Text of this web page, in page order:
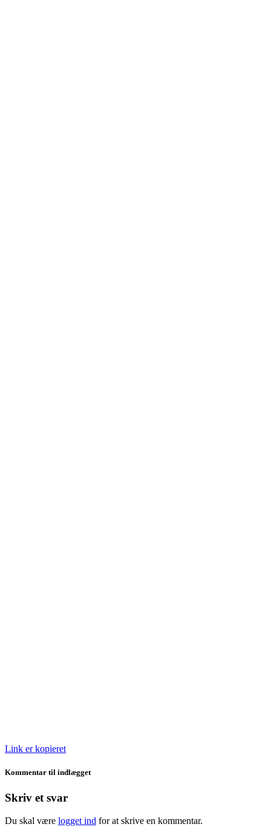
Link er kopieret
Kommentar til indlægget
Skriv et svar
Du skal være logget ind for at skrive en kommentar.